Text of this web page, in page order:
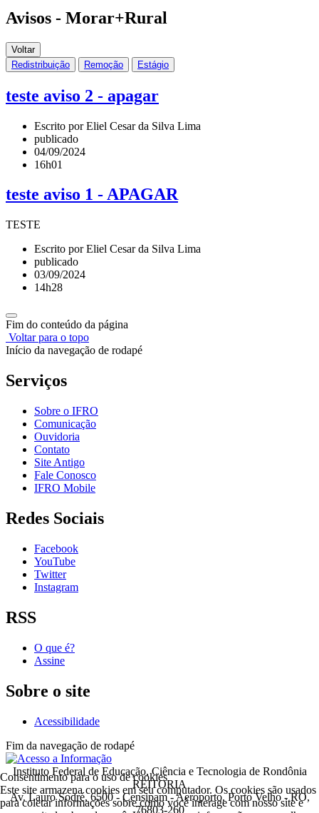
Avisos - Morar+Rural
Voltar
Redistribuição
Remoção Estágio
teste aviso 2 - apagar
Escrito por Eliel Cesar da Silva Lima
publicado
04/09/2024
16h01
teste aviso 1 - APAGAR
TESTE
Escrito por Eliel Cesar da Silva Lima
publicado
03/09/2024
14h28
Fim do conteúdo da página
Voltar para o topo
Início da navegação de rodapé
Serviços
Sobre o IFRO
Comunicação
Ouvidoria
Contato
Site Antigo
Fale Conosco
IFRO Mobile
Redes Sociais
Facebook
YouTube
Twitter
Instagram
RSS
O que é?
Assine
Sobre o site
Acessibilidade
Fim da navegação de rodapé
Instituto Federal de Educação, Ciência e Tecnologia de Rondônia
REITORIA
Av. Lauro Sodré, 6500 - Censipam - Aeroporto, Porto Velho - RO,
76803-260
Consentimento para o uso de cookies
Este site armazena cookies em seu computador. Os cookies são usados
para coletar informações sobre como você interage com nosso site e